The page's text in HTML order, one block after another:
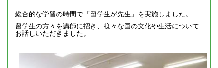
総合的な学習の時間で「留学生が先生」を実施しました。
留学生の方々を講師に招き、様々な国の文化や生活について
お話しいただきました。